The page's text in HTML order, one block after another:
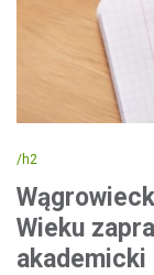
/h2
Wieku